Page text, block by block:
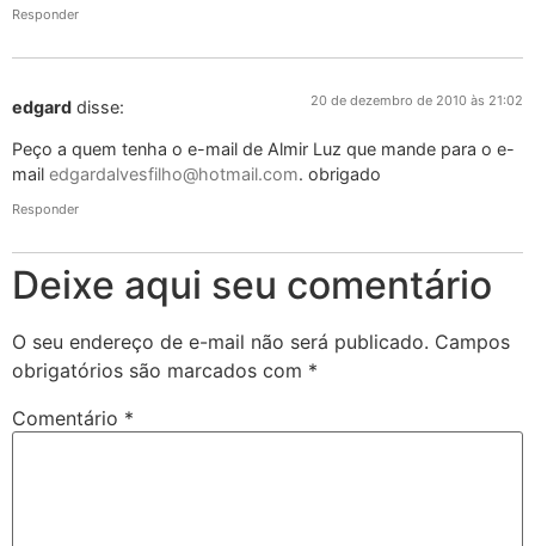
Responder
edgard disse: 20 de dezembro de 2010 às 21:02
Peço a quem tenha o e-mail de Almir Luz que mande para o e-
mail edgardalvesfilho@hotmail.com. obrigado
Responder
Deixe aqui seu comentário
O seu endereço de e-mail não será publicado. Campos
obrigatórios são marcados com *
Comentário *